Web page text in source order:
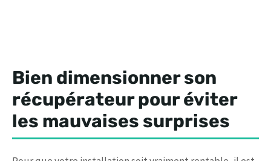
Bien dimensionner son
récupérateur pour éviter
les mauvaises surprises